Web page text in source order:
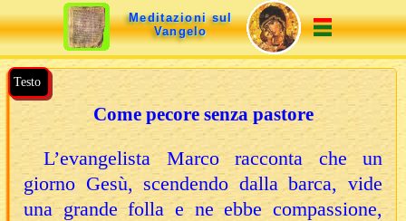
Meditazioni sul
Vangelo
Meditazioni sul
Vangelo
Testo
Come pecore senza pastore
L’evangelista Marco racconta che un
giorno Gesù, scendendo dalla barca, vide
una grande folla e ne ebbe compassione,